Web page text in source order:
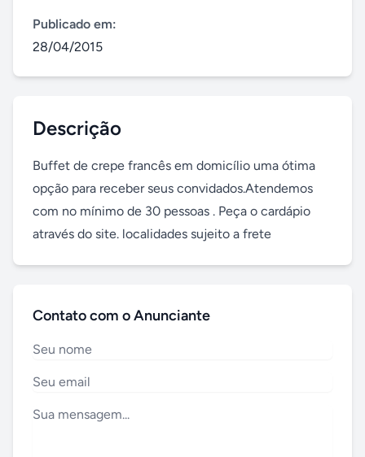
Publicado em:
28/04/2015
Descrição
Buffet de crepe francês em domicílio uma ótima
opção para receber seus convidados.Atendemos
com no mínimo de 30 pessoas . Peça o cardápio
através do site. localidades sujeito a frete
Contato com o Anunciante